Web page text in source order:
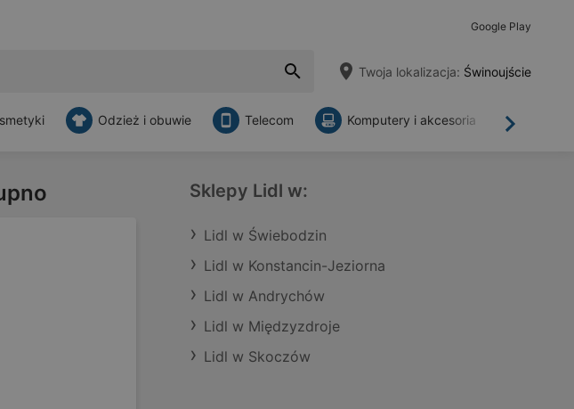
Google Play
Twoja lokalizacja: Świnoujście
Dalej
Odzież i obuwie Telecom Komputery i akcesoria
Sklepy Lidl w:
Lidl w Świebodzin
Lidl w Konstancin-Jeziorna
Lidl w Andrychów
Lidl w Międzyzdroje
Lidl w Skoczów